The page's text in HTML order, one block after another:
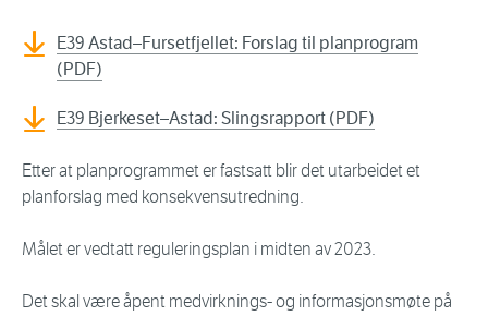
E39 Astad–Fursetfjellet: Forslag til planprogram
(PDF)
E39 Bjerkeset–Astad: Slingsrapport (PDF)
Etter at planprogrammet er fastsatt blir det utarbeidet et
planforslag med konsekvensutredning.
Målet er vedtatt reguleringsplan i midten av 2023.
Det skal være åpent medvirknings- og informasjonsmøte på